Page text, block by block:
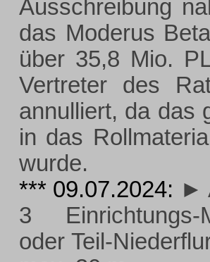
Ausschreibung
das Moderus
über 35,8 Mio.
Vertreter des
annulliert, da das
in das
wurde.
*** 09.07.2024: ►
3 Einrichtungs-
oder Teil-